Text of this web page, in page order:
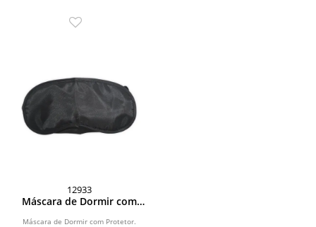
12933
Máscara de Dormir com
Máscara de Dormir com Protetor.